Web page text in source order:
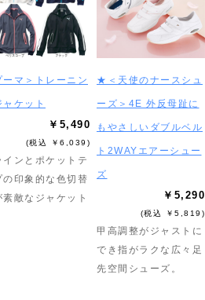
ーマ＞トレーニン
ャケット
￥5,490
(税込 ￥6,039)
インとポケットテ
の印象的な色切替
素敵なジャケット
★＜天使のナースシュ
ーズ＞4E 外反母趾に
もやさしいダブルベル
ト2WAYエアーシュー
ズ
￥5,290
(税込 ￥5,819)
甲高調整がジャストに
でき指がラクな広々足
先空間シューズ。